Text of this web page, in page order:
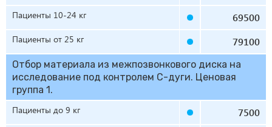
Пациенты 10-24 кг 69500
Пациенты от 25 кг 79100
Отбор материала из межпозвонкового диска на
исследование под контролем С-дуги. Ценовая
группа 1.
Пациенты до 9 кг
7500